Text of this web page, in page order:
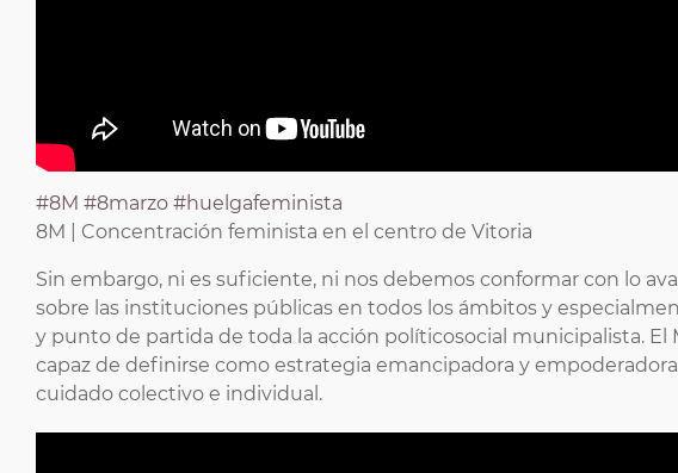
#8M #8marzo #huelgafeminista
8M | Concentración feminista en el centro de Vitoria
Sin embargo, ni es suficiente, ni nos debemos conformar con lo
sobre las instituciones públicas en todos los ámbitos y
y punto de partida de toda la acción políticosocial municipalista. El
capaz de definirse como estrategia emancipadora y
cuidado colectivo e individual.